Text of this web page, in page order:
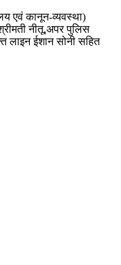
एवं कानून-व्यवस्था)
नीतू,अपर पुलिस
लाइन ईशान सोनी सहित